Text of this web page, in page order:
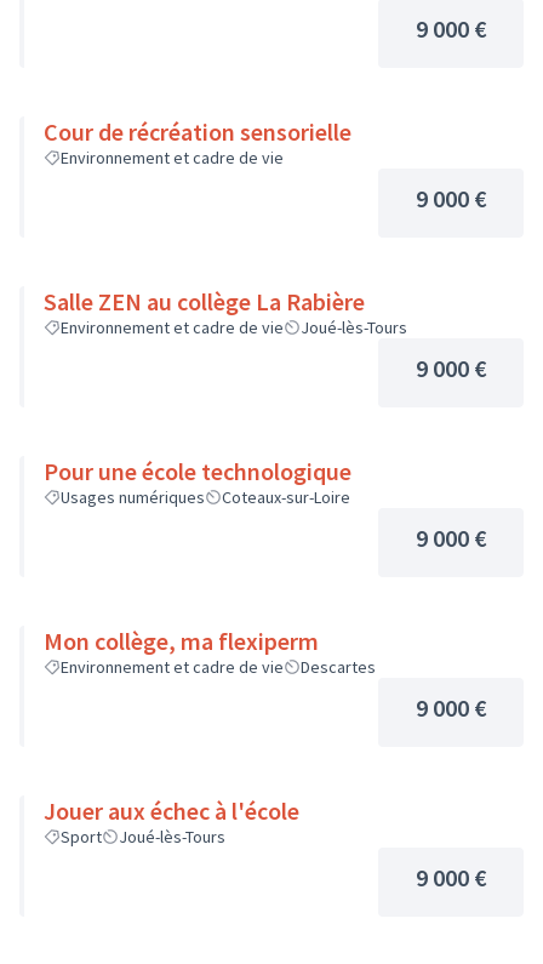
9 000 €
Cour de récréation sensorielle
Environnement et cadre de vie
9 000 €
Salle ZEN au collège La Rabière
Environnement et cadre de vie Joué-lès-Tours
9 000 €
Pour une école technologique
Usages numériques Coteaux-sur-Loire
9 000 €
Mon collège, ma flexiperm
Environnement et cadre de vie Descartes
9 000 €
Jouer aux échec à l'école
Sport Joué-lès-Tours
9 000 €